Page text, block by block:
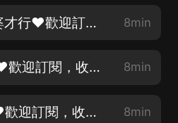
3想知道得是我老婆才行❤歡迎訂閱，收聽和月票投喂噢❤） 8min
第4章 要價一百五❤歡迎訂閱，收聽和月票投喂噢❤） 8min
第5章開啟黃金眼❤歡迎訂閱，收聽和月票投喂噢❤） 8min